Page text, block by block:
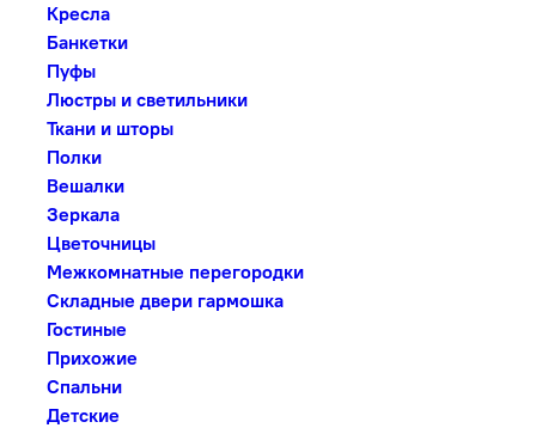
Кресла
Банкетки
Пуфы
Люстры и светильники
Ткани и шторы
Полки
Вешалки
Зеркала
Цветочницы
Межкомнатные перегородки
Складные двери гармошка
Гостиные
Прихожие
Спальни
Детские